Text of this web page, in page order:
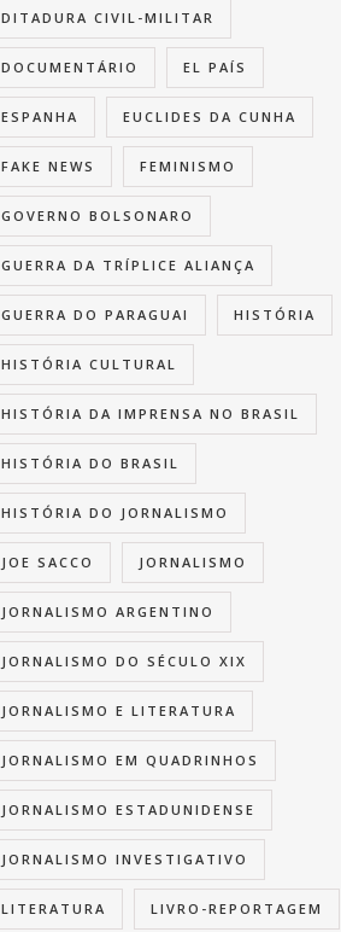
DITADURA CIVIL-MILITAR
DOCUMENTÁRIO EL PAÍS
ESPANHA EUCLIDES DA CUNHA
FAKE NEWS FEMINISMO
GOVERNO BOLSONARO
GUERRA DA TRÍPLICE ALIANÇA
GUERRA DO PARAGUAI HISTÓRIA
HISTÓRIA CULTURAL
HISTÓRIA DA IMPRENSA NO BRASIL
HISTÓRIA DO BRASIL
HISTÓRIA DO JORNALISMO
JOE SACCO JORNALISMO
JORNALISMO ARGENTINO
JORNALISMO DO SÉCULO XIX
JORNALISMO E LITERATURA
JORNALISMO EM QUADRINHOS
JORNALISMO ESTADUNIDENSE
JORNALISMO INVESTIGATIVO
LITERATURA LIVRO-REPORTAGEM